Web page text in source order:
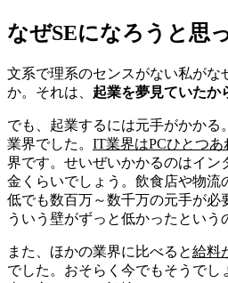
なぜSEになろうと思
文系で理系のセンスがない私がな
か。それは、 起業を夢見ていたか
でも、起業するには元手がかか
業界でした。 IT業界はPCひとつ
界です。せいぜいかかるのはイン
金くらいでしょう。飲食店や物流
低でも数百万～数千万の元手が必
ういう壁がずっと低かったという
また、ほかの業界に比べると給料
でした。おそらく今でもそうでし